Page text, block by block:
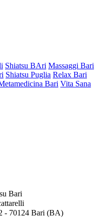
Shiatsu BAri Massaggi Bari
Shiatsu Puglia Relax Bari
Bari Vita Sana
Bari
- 70124 Bari (BA)